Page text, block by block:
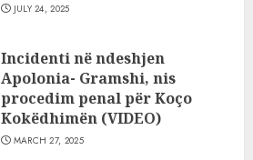
JULY 24, 2025
Incidenti në ndeshjen
Apolonia- Gramshi, nis
procedim penal për Koço
Kokëdhimën (VIDEO)
MARCH 27, 2025